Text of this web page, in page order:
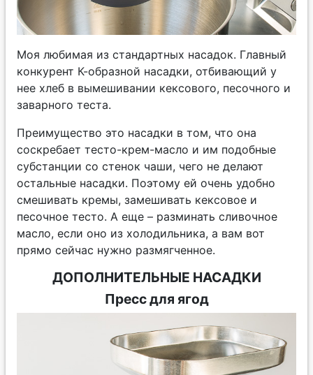
Моя любимая из стандартных насадок. Главный
конкурент К-образной насадки, отбивающий у
нее хлеб в вымешивании кексового, песочного и
заварного теста.
Преимущество это насадки в том, что она
соскребает тесто-крем-масло и им подобные
субстанции со стенок чаши, чего не делают
остальные насадки. Поэтому ей очень удобно
смешивать кремы, замешивать кексовое и
песочное тесто. А еще – разминать сливочное
масло, если оно из холодильника, а вам вот
прямо сейчас нужно размягченное.
ДОПОЛНИТЕЛЬНЫЕ НАСАДКИ
Пресс для ягод